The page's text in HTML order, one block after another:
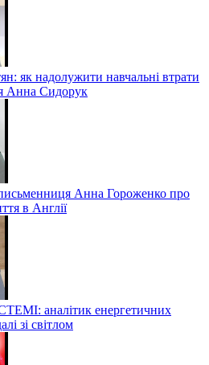
як надолужити навчальні втрати
Анна Сидорук
Анна Гороженко про
в Англії
аналітик енергетичних
зі світлом